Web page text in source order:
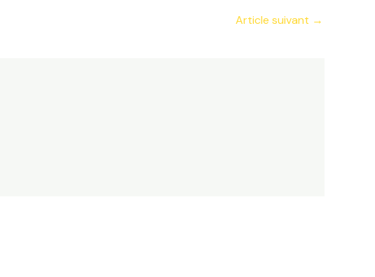
Article suivant →